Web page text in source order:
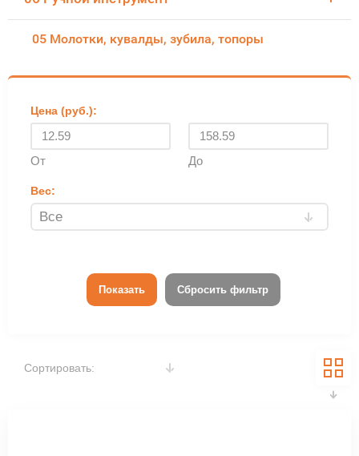
05 Молотки, кувалды, зубила, топоры
Цена (руб.):
От До
Вес:
Показать Сбросить фильтр
Сортировать: